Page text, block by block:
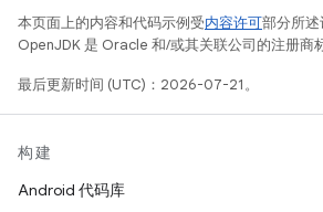
本页面上的内容和代码示例受内容许可部分所
OpenJDK 是 Oracle 和/或其关联公司的注册商标
最后更新时间 (UTC)：2026-07-21。
构建
Android 代码库